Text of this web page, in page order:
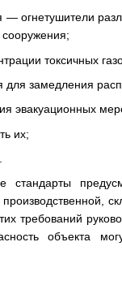
— огнетушители
токсичных
для замедления
эвакуационных
их;
требований
объекта